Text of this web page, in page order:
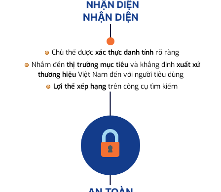
NHẬN DIỆN
Chủ thể được xác thực danh tính rõ ràng
Nhắm đến thị trường mục tiêuvà khẳng định xuất xứ
thương hiệuViệt Nam đến với người tiêu dùng
Lợi thế xếp hạng trên công cụ tìm kiếm